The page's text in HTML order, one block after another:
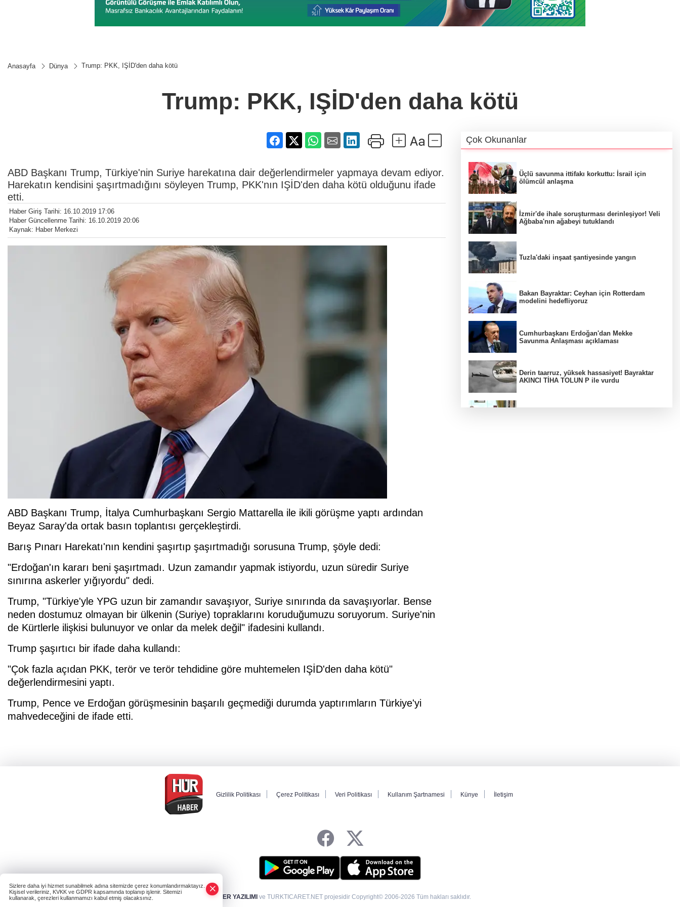
Anasayfa Dünya Trump: PKK, IŞİD'den daha kötü
Trump: PKK, IŞİD'den daha kötü
ABD Başkanı Trump, Türkiye'nin Suriye harekatına dair değerlendirmeler yapmaya devam ediyor.
Harekatın kendisini şaşırtmadığını söyleyen Trump, PKK'nın IŞİD'den daha kötü olduğunu ifade
etti.
Haber Giriş Tarihi: 16.10.2019 17:06
Haber Güncellenme Tarihi: 16.10.2019 20:06
Kaynak: Haber Merkezi
ABD Başkanı Trump, İtalya Cumhurbaşkanı Sergio Mattarella ile ikili görüşme yaptı ardından
Beyaz Saray'da ortak basın toplantısı gerçekleştirdi.
Barış Pınarı Harekatı'nın kendini şaşırtıp şaşırtmadığı sorusuna Trump, şöyle dedi:
"Erdoğan'ın kararı beni şaşırtmadı. Uzun zamandır yapmak istiyordu, uzun süredir Suriye
sınırına askerler yığıyordu" dedi.
Trump, "Türkiye'yle YPG uzun bir zamandır savaşıyor, Suriye sınırında da savaşıyorlar. Bense
neden dostumuz olmayan bir ülkenin (Suriye) topraklarını koruduğumuzu soruyorum. Suriye'nin
de Kürtlerle ilişkisi bulunuyor ve onlar da melek değil" ifadesini kullandı.
Trump şaşırtıcı bir ifade daha kullandı:
"Çok fazla açıdan PKK, terör ve terör tehdidine göre muhtemelen IŞİD'den daha kötü"
değerlendirmesini yaptı.
Trump, Pence ve Erdoğan görüşmesinin başarılı geçmediği durumda yaptırımların Türkiye'yi
mahvedeceğini de ifade etti.
Çok Okunanlar
Üçlü savunma ittifakı korkuttu: İsrail için
ölümcül anlaşma
İzmir'de ihale soruşturması derinleşiyor! Veli
Ağbaba'nın ağabeyi tutuklandı
Tuzla'daki inşaat şantiyesinde yangın
Bakan Bayraktar: Ceyhan için Rotterdam
modelini hedefliyoruz
Cumhurbaşkanı Erdoğan'dan Mekke
Savunma Anlaşması açıklaması
Derin taarruz, yüksek hassasiyet! Bayraktar
AKINCI TİHA TOLUN P ile vurdu
Gizlilik Politikası Çerez Politikası Veri Politikası Kullanım Şartnamesi Künye İletişim
HABER YAZILIMI ve TURKTICARET.NET projesidir Copyright© 2006-2026 Tüm hakları saklıdır.
Sizlere daha iyi hizmet sunabilmek adına sitemizde çerez konumlandırmaktayız.
Kişisel verileriniz, KVKK ve GDPR kapsamında toplanıp işlenir. Sitemizi
kullanarak, çerezleri kullanmamızı kabul etmiş olacaksınız.